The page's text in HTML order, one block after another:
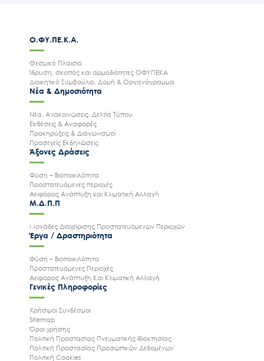
Ο.ΦΥ.ΠΕ.Κ.Α.
Θεσμικό Πλαισιο
Ίδρυση, σκοπός και αρμοδιότητες ΟΦΥΠΕΚΑ
Διοικητικό Συμβούλιο, Δομή & Οργανόγραμμα
Νέα & Δημοσιότητα
Νέα, Ανακοινώσεις, Δελτία Τύπου
Εκθέσεις & Αναφορές
Προκηρύξεις & Διαγωνισμοί
Προσεχείς Εκδηλώσεις
Άξονες Δράσεις
Φύση – Βιοποικιλότητα
Προστατευόμενες περιοχές
Αειφόρος Ανάπτυξη και Κλιματική Αλλαγή
Μ.Δ.Π.Π
Μονάδες Διαχείρισης Προστατευόμενων Περιοχών
Έργα / Δραστηριότητα
Φύση – Βιοποικιλότητα
Προστατευόμενες Περιοχές
Αειφόρος Ανάπτυξη Και Κλιματική Αλλαγή
Γενικές Πληροφορίες
Χρήσιμοι Συνδέσμοι
Sitemap
Όροι χρήσης
Πολιτική Προστασίας Πνευματικής Ιδιοκτησίας
Πολιτική Προστασίας Προσωπικών Δεδομένων
Πολιτική Cookies